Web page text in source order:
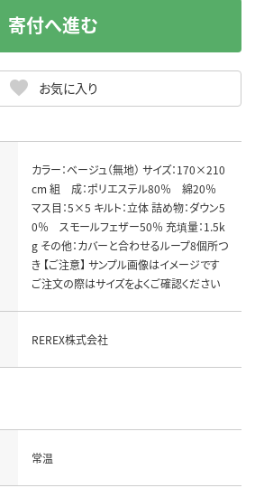
お気に入り
寄付へ進む
カラー：ベージュ（無地） サイズ：170×210
cm 組 成：ポリエステル80％ 綿20％
マス目：5×5 キルト：立体 詰め物：ダウン5
0％ スモールフェザー50％ 充填量：1.5k
g その他：カバーと合わせるループ8個所つ
き 【ご注意】 サンプル画像はイメージです
ご注文の際はサイズをよくご確認ください
REREX株式会社
常温